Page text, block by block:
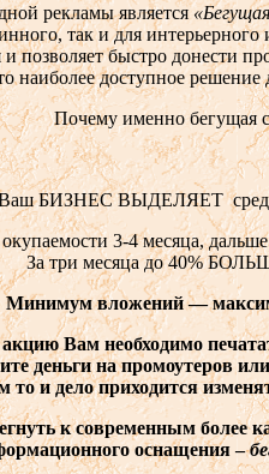
рекламы является
так и для интерьерного
позволяет быстро донести
наиболее доступное
Почему именно бегущая
БИЗНЕС ВЫДЕЛЯЕТ среди
3-4 месяца,
За три месяца до 40%
Минимум вложений —
Вам необходимо
деньги на промоутеров
то и дело приходится
современным более
оснащения –